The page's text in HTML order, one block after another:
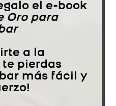
el e-book
Oro para
a la
te pierdas
más fácil y